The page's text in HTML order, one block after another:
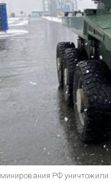
минирования РФ